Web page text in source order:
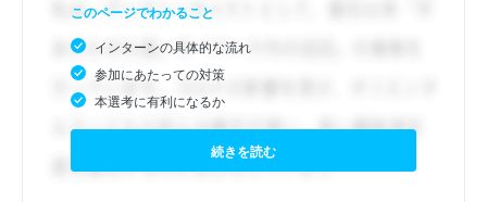
このページでわかること
インターンの具体的な流れ
参加にあたっての対策
本選考に有利になるか
続きを読む